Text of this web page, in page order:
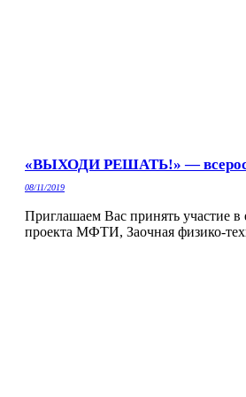
«ВЫХОДИ РЕШАТЬ!» —
08/11/2019
Приглашаем Вас принять участие
проекта МФТИ, Заочная физико-